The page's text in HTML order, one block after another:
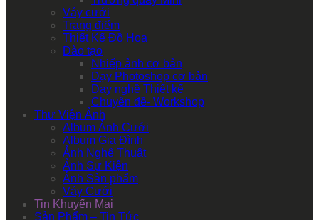
Váy cưới
Trang điểm
Thiết Kế Đồ Họa
Đào tạo
Nhiếp ảnh cơ bản
Dạy Photoshop cơ bản
Dạy nghề Thiết kế
Chuyên đề- Workshop
Thư Viện Ảnh
Album Ảnh Cưới
Album Gia Đình
Ảnh Nghệ Thuật
Ảnh Sự Kiện
Ảnh Sản phẩm
Váy Cưới
Tin Khuyến Mại
Sản Phẩm – Tin Tức